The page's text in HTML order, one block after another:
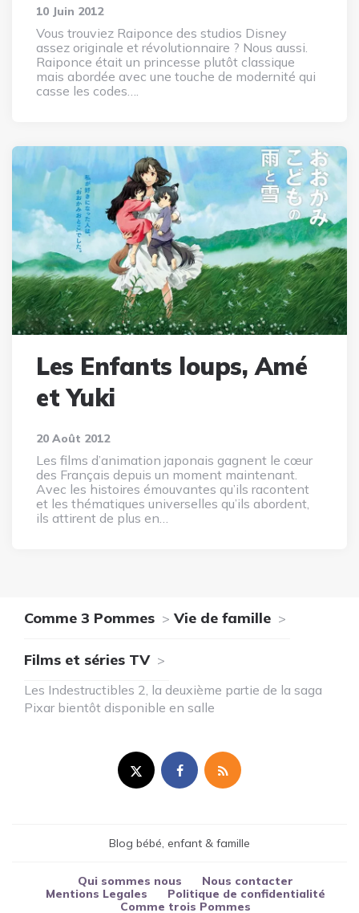
10 Juin 2012
Vous trouviez Raiponce des studios Disney
assez originale et révolutionnaire ? Nous aussi.
Raiponce était un princesse plutôt classique
mais abordée avec une touche de modernité qui
casse les codes….
Les Enfants loups, Amé
et Yuki
20 Août 2012
Les films d’animation japonais gagnent le cœur
des Français depuis un moment maintenant.
Avec les histoires émouvantes qu’ils racontent
et les thématiques universelles qu’ils abordent,
ils attirent de plus en…
Comme 3 Pommes Vie de famille
Films et séries TV
Les Indestructibles 2, la deuxième partie de la saga
Pixar bientôt disponible en salle
Blog bébé, enfant & famille
Qui sommes nous
Nous contacter
Mentions Legales
Politique de confidentialité
Comme trois Pommes